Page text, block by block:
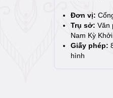
Đơn vị:
Trụ sở: Văn
Nam Kỳ
Giấy phép:
hình